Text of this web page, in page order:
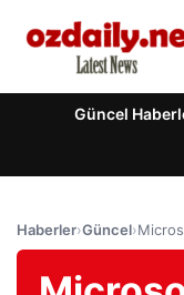
Güncel
Haberler›Güncel›